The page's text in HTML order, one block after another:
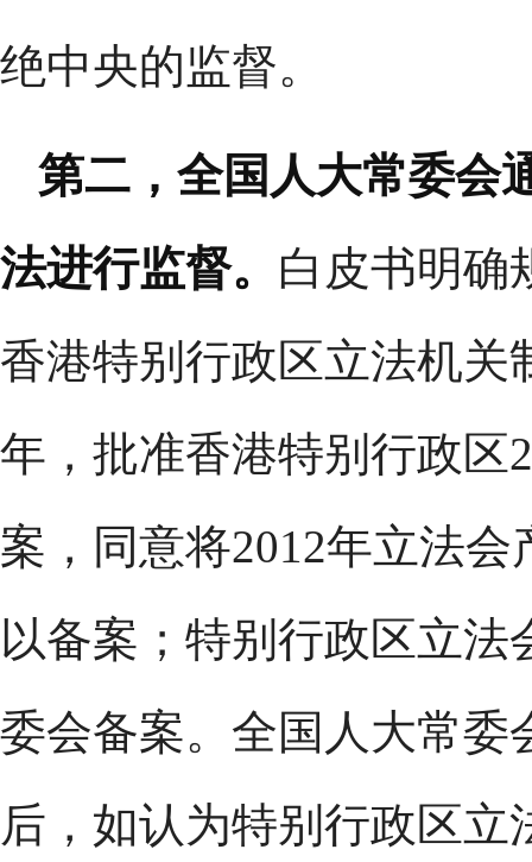
绝中央的监督。
第二，全国人大常委会
法进行监督。 白皮书明确
香港特别行政区立法机关
年，批准香港特别行政区
案，同意将2012年立法
以备案；特别行政区立
委会备案。全国人大常委
后，如认为特别行政区